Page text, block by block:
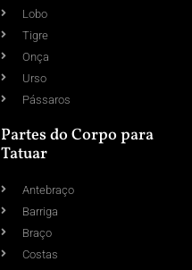
Lobo
Tigre
Onça
Urso
Pássaros
Partes do Corpo para
Tatuar
Antebraço
Barriga
Braço
Costas